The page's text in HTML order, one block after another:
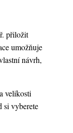
přiložit
umožňuje
návrh,
velikosti
si vyberete